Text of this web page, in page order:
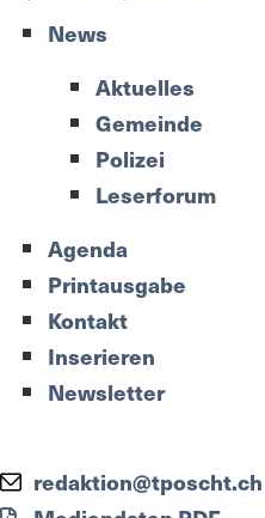
News
Aktuelles
Gemeinde
Polizei
Leserforum
Agenda
Printausgabe
Kontakt
Inserieren
Newsletter
redaktion@tposcht.ch